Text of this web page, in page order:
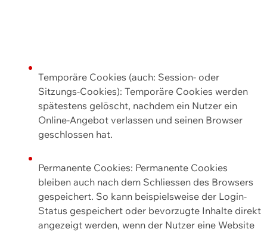
Temporäre Cookies (auch: Session- oder
Sitzungs-Cookies): Temporäre Cookies werden
spätestens gelöscht, nachdem ein Nutzer ein
Online-Angebot verlassen und seinen Browser
geschlossen hat.
Permanente Cookies: Permanente Cookies
bleiben auch nach dem Schliessen des Browsers
gespeichert. So kann beispielsweise der Login-
Status gespeichert oder bevorzugte Inhalte direkt
angezeigt werden, wenn der Nutzer eine Website